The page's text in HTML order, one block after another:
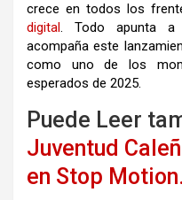
crece en todos los
digital. Todo apunta a
acompaña este
como uno de los
esperados de 2025.
Puede Leer
Juventud
en Stop Motion.